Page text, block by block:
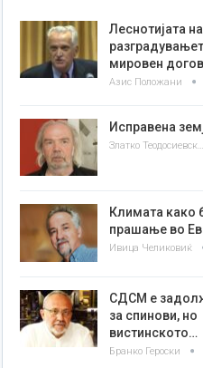
Леснотијата на
мировен
Азис Положани
Исправена
Златко Теодосиевски
Климата како
прашање во
Ивица Челиковиќ
СДСМ е
за спинови, но
вистинското…
Бранко Героски